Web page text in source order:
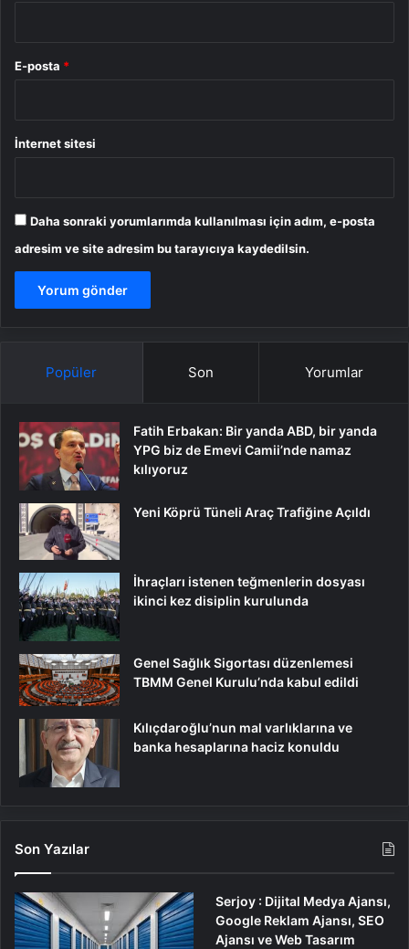
E-posta *
İnternet sitesi
Daha sonraki yorumlarımda kullanılması için adım, e-posta
adresim ve site adresim bu tarayıcıya kaydedilsin.
Popüler Son Yorumlar
Fatih Erbakan: Bir yanda ABD, bir yanda
YPG biz de Emevi Camii’nde namaz
kılıyoruz
Yeni Köprü Tüneli Araç Trafiğine Açıldı
İhraçları istenen teğmenlerin dosyası
ikinci kez disiplin kurulunda
Genel Sağlık Sigortası düzenlemesi
TBMM Genel Kurulu’nda kabul edildi
Kılıçdaroğlu’nun mal varlıklarına ve
banka hesaplarına haciz konuldu
Son Yazılar
Serjoy : Dijital Medya Ajansı,
Google Reklam Ajansı, SEO
Ajansı ve Web Tasarım